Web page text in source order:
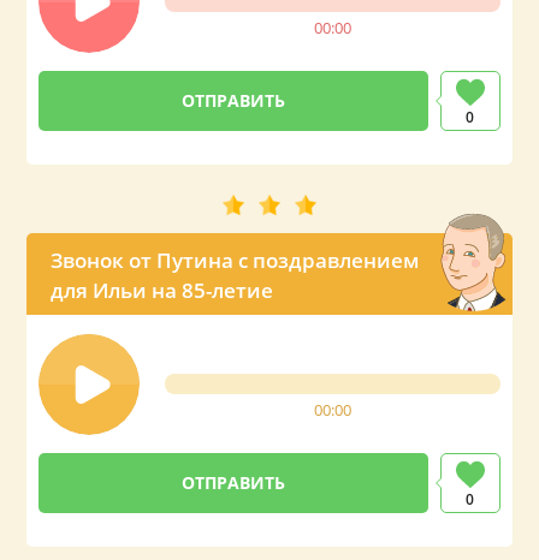
00:00
0
Звонок от Путина с поздравлением
для Ильи на 85-летие
00:00
0